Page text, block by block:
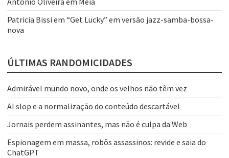
Patricia Bissi em “Get Lucky” em versão jazz-samba-bossa-
nova
ÚLTIMAS RANDOMICIDADES
Admirável mundo novo, onde os velhos não têm vez
AI slop e a normalização do conteúdo descartável
Jornais perdem assinantes, mas não é culpa da Web
Espionagem em massa, robôs assassinos: revide e saia do
ChatGPT